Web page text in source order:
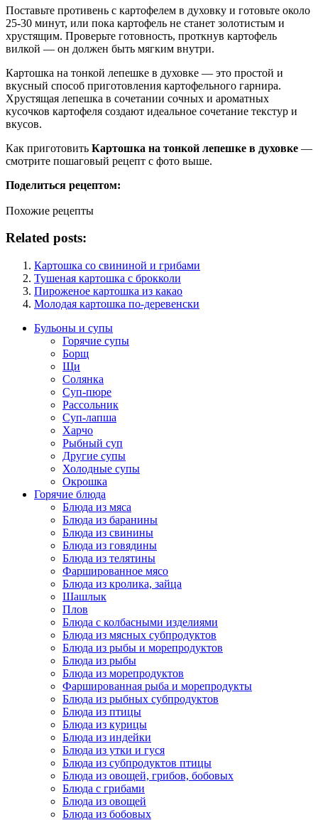
Поставьте противень с картофелем в духовку и готовьте около
25-30 минут, или пока картофель не станет золотистым и
хрустящим. Проверьте готовность, проткнув картофель
вилкой — он должен быть мягким внутри.
Картошка на тонкой лепешке в духовке — это простой и
вкусный способ приготовления картофельного гарнира.
Хрустящая лепешка в сочетании сочных и ароматных
кусочков картофеля создают идеальное сочетание текстур и
вкусов.
Как приготовить Картошка на тонкой лепешке в духовке —
смотрите пошаговый рецепт с фото выше.
Поделиться рецептом:
Похожие рецепты
Related posts:
Картошка со свининой и грибами
Тушеная картошка с брокколи
Пироженое картошка из какао
Молодая картошка по-деревенски
Бульоны и супы
Горячие супы
Борщ
Щи
Солянка
Суп-пюре
Рассольник
Суп-лапша
Харчо
Рыбный суп
Другие супы
Холодные супы
Окрошка
Горячие блюда
Блюда из мяса
Блюда из баранины
Блюда из свинины
Блюда из говядины
Блюда из телятины
Фаршированное мясо
Блюда из кролика, зайца
Шашлык
Плов
Блюда с колбасными изделиями
Блюда из мясных субпродуктов
Блюда из рыбы и морепродуктов
Блюда из рыбы
Блюда из морепродуктов
Фаршированная рыба и морепродукты
Блюда из рыбных субпродуктов
Блюда из птицы
Блюда из курицы
Блюда из индейки
Блюда из утки и гуся
Блюда из субпродуктов птицы
Блюда из овощей, грибов, бобовых
Блюда с грибами
Блюда из овощей
Блюда из бобовых